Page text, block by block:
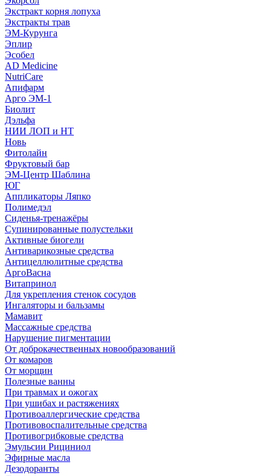
Экстракт корня лопуха
Экстракты трав
ЭМ-Курунга
Эплир
Эсобел
AD Medicine
NutriCare
Апифарм
Арго ЭМ-1
Биолит
Дэльфа
НИИ ЛОП и НТ
Новь
Фитолайн
Фруктовый бар
ЭМ-Центр Шаблина
ЮГ
Аппликаторы Ляпко
Полимедэл
Сиденья-тренажёры
Супинированные полустельки
Активные биогели
Антиварикозные средства
Антицеллюлитные средства
АргоВасна
Витапринол
Для укрепления стенок сосудов
Ингаляторы и бальзамы
Мамавит
Массажные средства
Нарушение пигментации
От доброкачественных новообразований
От комаров
От морщин
Полезные ванны
При травмах и ожогах
При ушибах и растяжениях
Противоаллергические средства
Противовоспалительные средства
Противогрибковые средства
Эмульсии Рициниол
Эфирные масла
Дезодоранты